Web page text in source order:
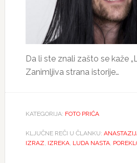
Da li ste znali zašto se kaže
Zanimljiva strana istorije…
KATEGORIJA: FOTO PRIĆA
KLJUČNE REČI U ČLANKU:
IZRAZ, IZREKA, LUDA NASTA,